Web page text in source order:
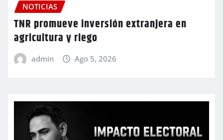
NOTICIAS
TNR promueve inversión extranjera en
agricultura y riego
admin Ago 5, 2026